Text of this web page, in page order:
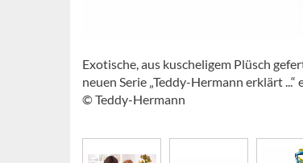
Exotische, aus kuscheligem Plüsch
neuen Serie „Teddy-Hermann erklärt
© Teddy-Hermann